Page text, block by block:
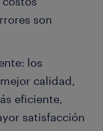
son
los
calidad,
eficiente,
satisfacción